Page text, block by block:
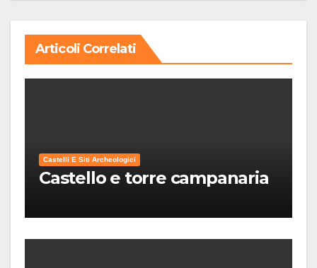
Articoli Correlati
Castelli E Siti Archeologici
Castello e torre campanaria